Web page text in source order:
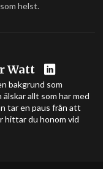
helst.
Watt
bakgrund som
allt som har med
tar en paus från att
hittar du honom vid